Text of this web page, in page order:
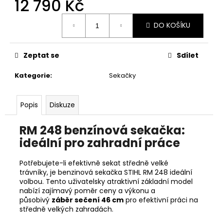
12 790 Kč
DO KOŠÍKU
Kategorie: Sekačky
Zeptat se Sdílet
Popis Diskuze
RM 248 benzínová sekačka:
ideální pro zahradní práce
Potřebujete-li efektivně sekat středně velké
trávníky, je benzinová sekačka STIHL RM 248 ideální
volbou. Tento uživatelsky atraktivní základní model
nabízí zajímavý poměr ceny a výkonu a
působivý záběr sečení 46 cm pro efektivní práci na
středně velkých zahradách.
r
u
u
e
HUSQVARNA
405V
NERA
69
990
Kč